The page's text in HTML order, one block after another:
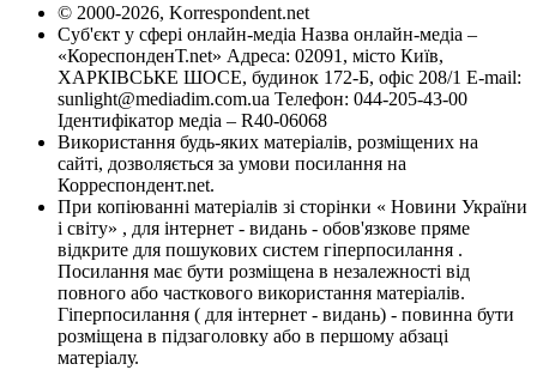
© 2000-2026, Korrespondent.net
Суб'єкт у сфері онлайн-медіа Назва онлайн-медіа –
«КореспонденТ.net» Адреса: 02091, місто Київ,
ХАРКІВСЬКЕ ШОСЕ, будинок 172-Б, офіс 208/1 E-mail:
sunlight@mediadim.com.ua Телефон: 044-205-43-00
Ідентифікатор медіа – R40-06068
Використання будь-яких матеріалів, розміщених на
сайті, дозволяється за умови посилання на
Корреспондент.net.
При копіюванні матеріалів зі сторінки « Новини України
і світу» , для інтернет - видань - обов'язкове пряме
відкрите для пошукових систем гіперпосилання .
Посилання має бути розміщена в незалежності від
повного або часткового використання матеріалів.
Гіперпосилання ( для інтернет - видань) - повинна бути
розміщена в підзаголовку або в першому абзаці
матеріалу.